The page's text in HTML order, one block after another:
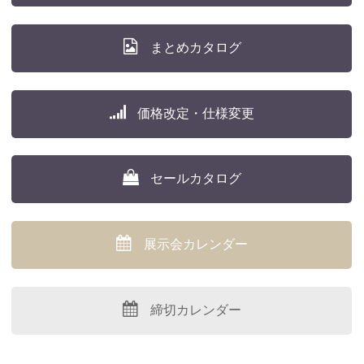
まとめカタログ
価格改定・仕様変更
セールカタログ
展示会カレンダー
締切カレンダー